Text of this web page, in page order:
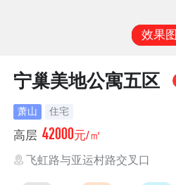
效果图
宁巢美地公寓五区
萧山 住宅
高层 42000元/㎡
飞虹路与亚运村路交叉口